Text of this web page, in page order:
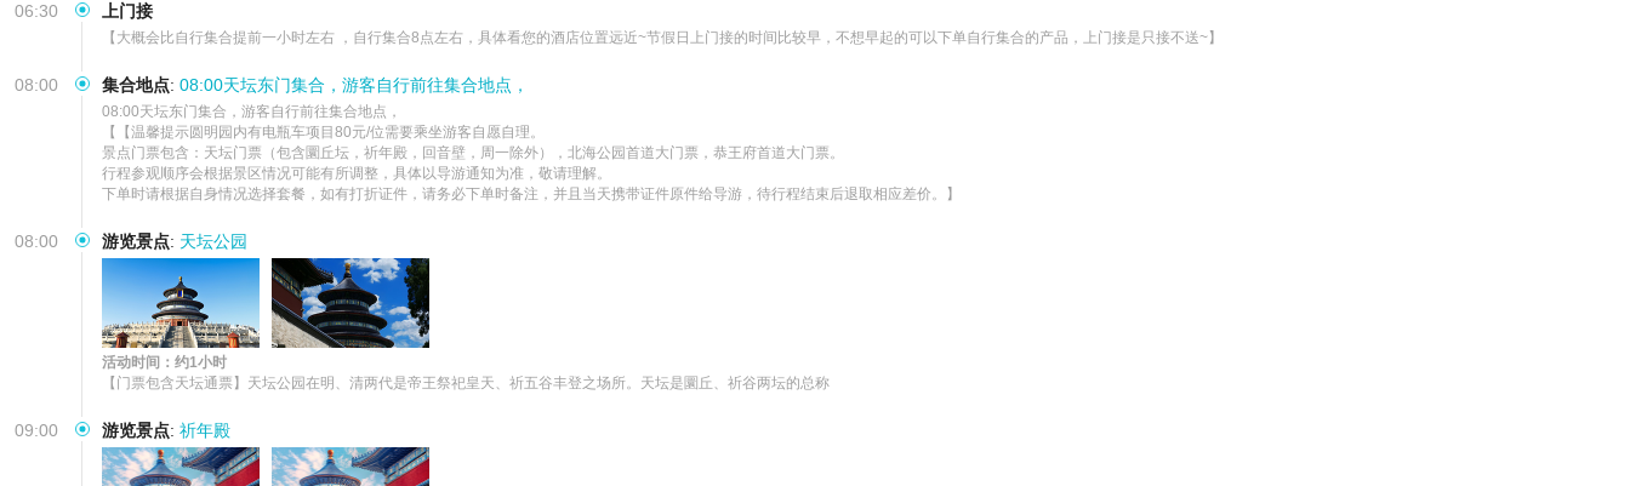
06:30 上门接
【大概会比自行集合提前一小时左右 ，自行集合8点左右，具体看您的酒店位置远近~节假日上门接的时间比较早，不想早起的可以下单自行集合的产品，上门接是只接不送~】
08:00 集合地点: 08:00天坛东门集合，游客自行前往集合地点，
08:00天坛东门集合，游客自行前往集合地点，
【【温馨提示圆明园内有电瓶车项目80元/位需要乘坐游客自愿自理。
景点门票包含：天坛门票（包含圜丘坛，祈年殿，回音壁，周一除外），北海公园首道大门票，恭王府首道大门票。
行程参观顺序会根据景区情况可能有所调整，具体以导游通知为准，敬请理解。
下单时请根据自身情况选择套餐，如有打折证件，请务必下单时备注，并且当天携带证件原件给导游，待行程结束后退取相应差价。】
08:00 游览景点: 天坛公园
活动时间：约1小时
【门票包含天坛通票】天坛公园在明、清两代是帝王祭祀皇天、祈五谷丰登之场所。天坛是圜丘、祈谷两坛的总称
09:00 游览景点: 祈年殿